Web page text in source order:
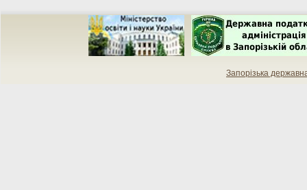
Запорізька